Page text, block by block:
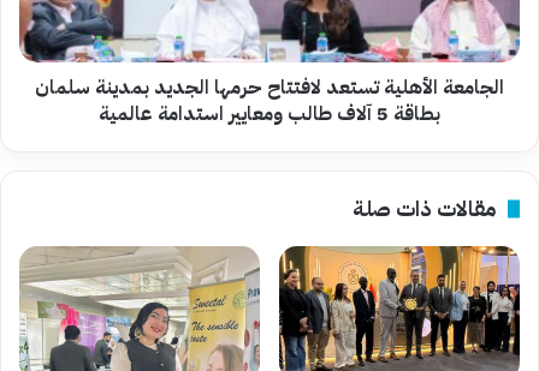
بمدينة
سلمان
بطاقة
آلاف
ومعايير
عالمية
الجامعة الأهلية تستعد لافتتاح حرمها الجديد بمدينة سلمان
بطاقة 5 آلاف طالب ومعايير استدامة عالمية
مقالات ذات صلة